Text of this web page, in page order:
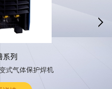
系列
式气体保护焊机
